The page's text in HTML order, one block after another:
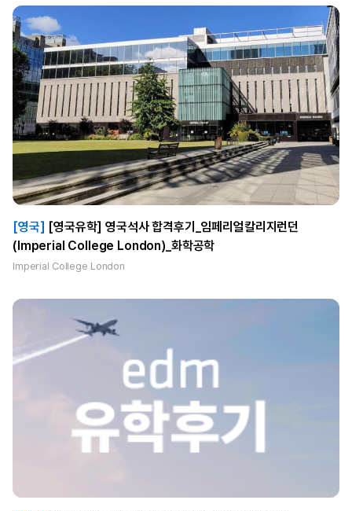
[영국]
(Imperial College London)_화학공학
Imperial College London